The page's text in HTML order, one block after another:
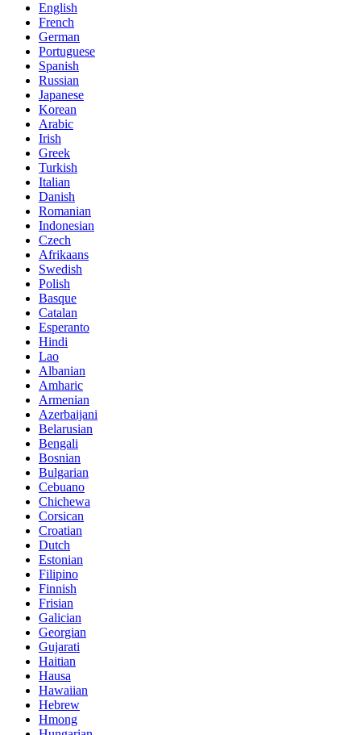
English
French
German
Portuguese
Spanish
Russian
Japanese
Korean
Arabic
Irish
Greek
Turkish
Italian
Danish
Romanian
Indonesian
Czech
Afrikaans
Swedish
Polish
Basque
Catalan
Esperanto
Hindi
Lao
Albanian
Amharic
Armenian
Azerbaijani
Belarusian
Bengali
Bosnian
Bulgarian
Cebuano
Chichewa
Corsican
Croatian
Dutch
Estonian
Filipino
Finnish
Frisian
Galician
Georgian
Gujarati
Haitian
Hausa
Hawaiian
Hebrew
Hmong